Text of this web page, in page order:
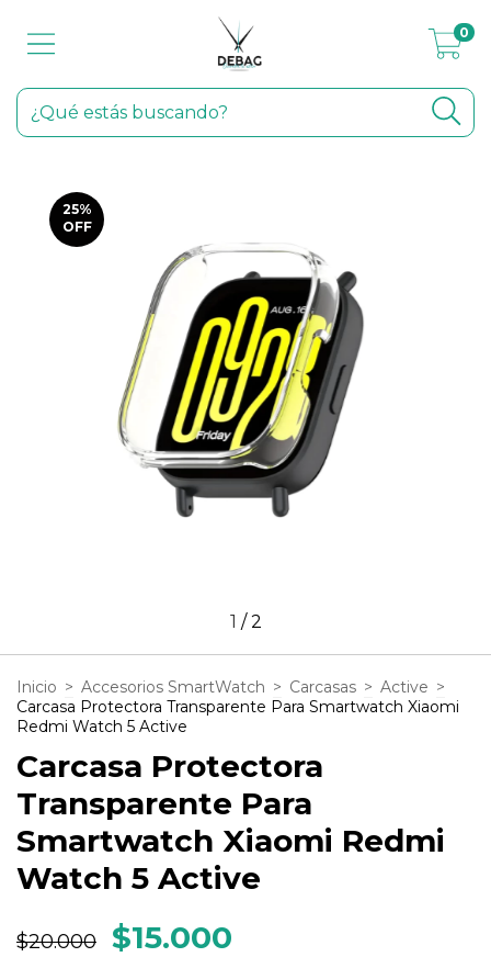
0
25%
OFF
1 /2
Inicio > Accesorios SmartWatch > Carcasas > Active >
Carcasa Protectora Transparente Para Smartwatch Xiaomi
Redmi Watch 5 Active
Carcasa Protectora
Transparente Para
Smartwatch Xiaomi Redmi
Watch 5 Active
$20.000 $15.000